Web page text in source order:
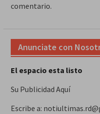
comentario.
Anunciate con
El espacio esta listo
Su Publicidad Aquí
Escribe a: